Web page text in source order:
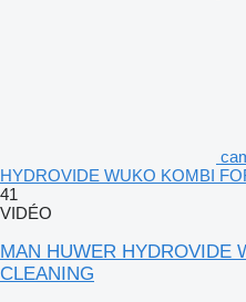
HYDROVIDE WUKO KOMBI
41
VIDÉO
MAN HUWER HYDROVIDE
CLEANING